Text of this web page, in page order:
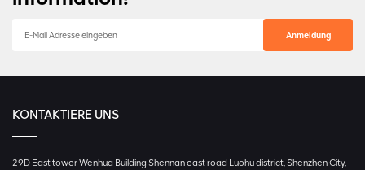
KONTAKTIERE UNS
29D East tower Wenhua Building Shennan east road Luohu district, Shenzhen City,